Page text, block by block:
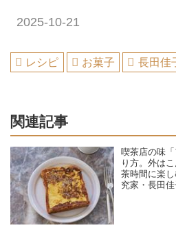
2025-10-21
レシピ お菓子 長田佳
関連記事
喫茶店の味
り方。外は
茶時間に楽
究家・長田